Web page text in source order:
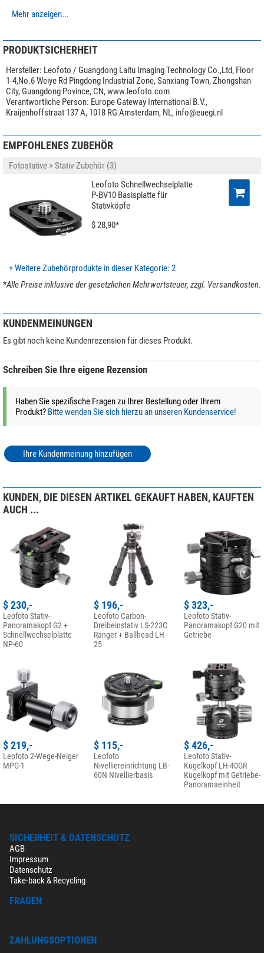
Schnellkupplungsplatte
Panorama Skala
ja
Integrierte Polhöhenwiege
ja
Transporttasche im Lieferumfang
nein
Videoneiger
nein
Allgemein
Serie
Farbe
25
Mehr anzeigen...
PRODUKTSICHERHEIT
Hersteller: Leofoto / Guangdong Laitu Imaging Technology Co.,Ltd, Floor
1-4,No.6 Weiye Rd Pingdong Industrial Zone, Sanxiang Town, Zhongshan
City, Guangdong Povince, CN, www.leofoto.com
Verantwortliche Person: Europe Gateway International B.V.,
Kraijenhoffstraat 137 A, 1018 RG Amsterdam, NL, info@euegi.nl
EMPFOHLENES ZUBEHÖR
Fotostative > Stativ-Zubehör (3)
Leofoto Schnellwechselplatte
P-BV10 Basisplatte für
Stativköpfe
$ 28,90*
+ Weitere Zubehörprodukte in dieser Kategorie: 2
*Alle Preise inklusive der gesetzlichen Mehrwertsteuer, zzgl. Versandkosten.
KUNDENMEINUNGEN
Es gibt noch keine Kundenrezension für dieses Produkt.
Schreiben Sie Ihre eigene Rezension
Haben Sie spezifische Fragen zu Ihrer Bestellung oder Ihrem
Produkt? Bitte wenden Sie sich hierzu an unseren Kundenservice!
Ihre Kundenmeinung hinzufügen
KUNDEN, DIE DIESEN ARTIKEL GEKAUFT HABEN, KAUFTEN
AUCH ...
$ 230,-
Leofoto Stativ-
Panoramakopf G2 +
Schnellwechselplatte
NP-60
$ 196,-
Leofoto Carbon-
Dreibeinstativ LS-223C
Ranger + Ballhead LH-
25
$ 323,-
Leofoto Stativ-
Panoramakopf G20 mit
Getriebe
$ 219,-
Leofoto 2-Wege-Neiger
MPG-1
$ 115,-
Leofoto
Nivelliereinrichtung LB-
60N Nivellierbasis
$ 426,-
Leofoto Stativ-
Kugelkopf LH-40GR
Kugelkopf mit Getriebe-
Panoramaeinheit
SICHERHEIT & DATENSCHUTZ
AGB
Impressum
Datenschutz
Take-back & Recycling
FRAGEN
ZAHLUNGSOPTIONEN